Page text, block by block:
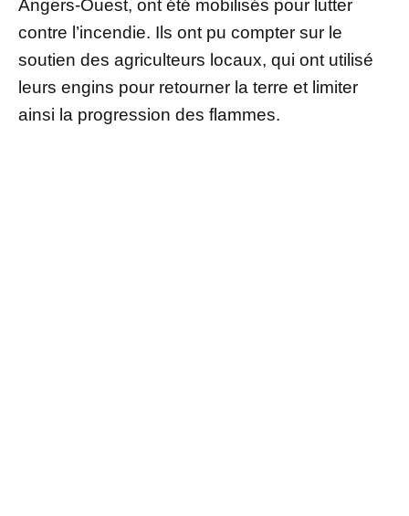
Angers-Ouest, ont été mobilisés pour lutter
contre l’incendie. Ils ont pu compter sur le
soutien des agriculteurs locaux, qui ont utilisé
leurs engins pour retourner la terre et limiter
ainsi la progression des flammes.